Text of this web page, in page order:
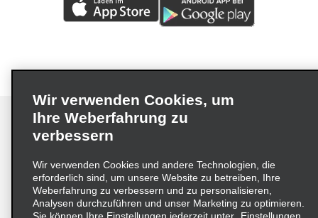
Impressum Nutzungsbedingungen
Datenschutzrichtlinie
Cookie-Richtlinie
Datenschutzoptionen
Lieferkettensorgfaltspflichtengesetz (LkSG) Grundsatzerklärung
Wir verwenden Cookies, um
Ihre Weberfahrung zu
verbessern
Wir verwenden Cookies und andere Technologien, die
erforderlich sind, um unsere Website zu betreiben, Ihre
Weberfahrung zu verbessern und zu personalisieren,
Analysen durchzuführen und unser Marketing zu optimieren.